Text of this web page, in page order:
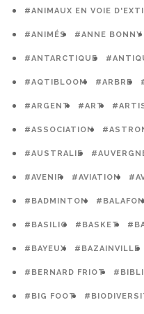
#ANIMAUX EN VOIE
#ANIMÉS #ANNE BONNY
#ANTARCTIQUE
#AQTIBLOOM #ARBRE
#ARGENT #ART
#ASSOCIATION
#AUSTRALIE
#AVENIR #AVIATION
#BADMINTON #BALAFON
#BASILIC #BASKET
#BAYEUX #BAZAINVILLE
#BERNARD FRIOT
#BIG FOOT